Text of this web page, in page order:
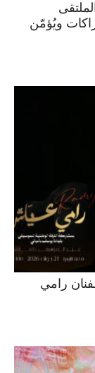
ويُؤمّن
رامي